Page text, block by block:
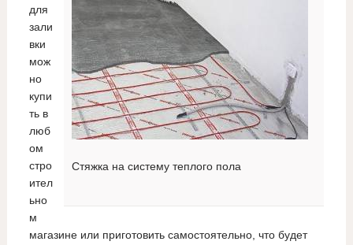
Стяжка на систему теплого пола
для
зали
вки
мож
но
купи
ть в
люб
ом
стро
ител
ьно
м
магазине или приготовить самостоятельно, что будет